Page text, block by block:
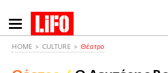
Παράκαμψη
προς
HOME CULTURE Θέατρο